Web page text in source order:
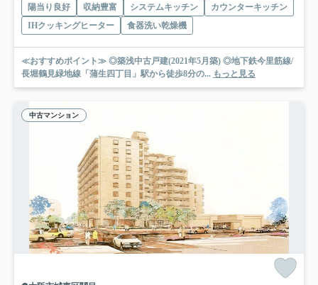
陽当り良好 収納豊富 システムキッチン
カウンターキッチン
IHクッキングヒーター
食器洗い乾燥機
≪おすすめポイント≫ ◎築浅中古戸建(2021年5月築) ◎地下鉄今里筋線/
長堀鶴見緑地線「蒲生四丁目」駅から徒歩8分の... もっと見る
中古マンション